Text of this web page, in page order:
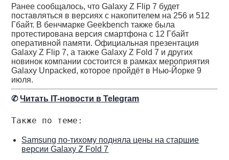
Ранее сообщалось, что Galaxy Z Flip 7 будет
поставляться в версиях с накопителем на 256 и 512
Гбайт. В бенчмарке Geekbench также была
протестирована версия смартфона с 12 Гбайт
оперативной памяти. Официальная презентация
Galaxy Z Flip 7, а также Galaxy Z Fold 7 и других
новинок компании состоится в рамках мероприятия
Galaxy Unpacked, которое пройдёт в Нью-Йорке 9
июля.
✆Читать IT-новости в Telegram
Также по теме:
Samsung по-тихому подняла цены на старшие
версии Galaxy Z Fold 7